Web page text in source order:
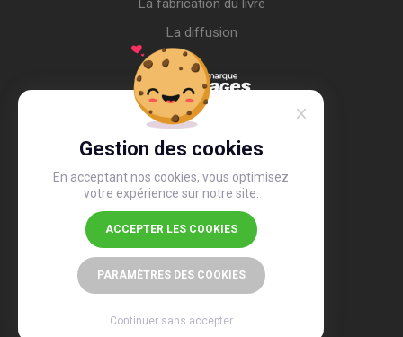
Gestion des cookies
En acceptant nos cookies, vous optimisez
votre expérience sur notre site.
ACCEPTER LES COOKIES
PARAMÈTRES DES COOKIES
Continuer sans accepter
La fabrication du livre
La diffusion
4,4